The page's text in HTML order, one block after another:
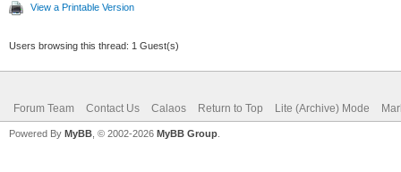
View a Printable Version
Users browsing this thread: 1 Guest(s)
Forum Team Contact Us Calaos Return to Top Lite (Archive) Mode
Powered By MyBB , © 2002-2026 MyBB Group